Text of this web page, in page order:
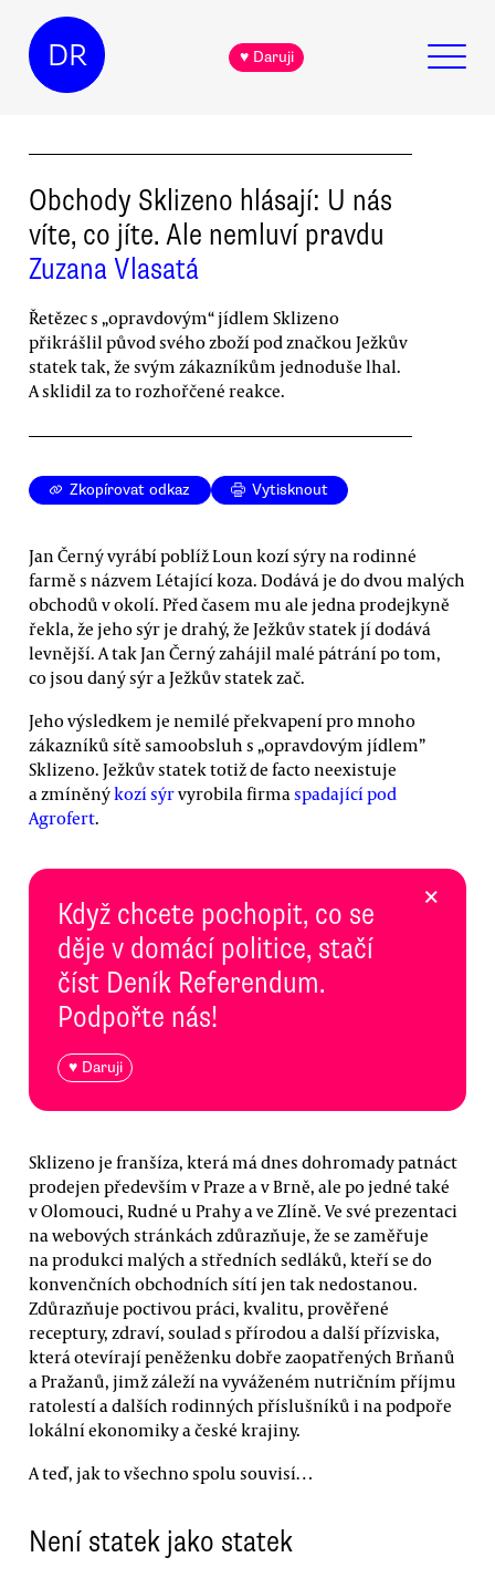
DR ♥ Daruji
Obchody Sklizeno hlásají: U nás
víte, co jíte. Ale nemluví pravdu
Zuzana Vlasatá
Řetězec s „opravdovým“ jídlem Sklizeno
přikrášlil původ svého zboží pod značkou Ježkův
statek tak, že svým zákazníkům jednoduše lhal.
A sklidil za to rozhořčené reakce.
Zkopírovat odkaz Vytisknout
Jan Černý vyrábí poblíž Loun kozí sýry na rodinné
farmě s názvem Létající koza. Dodává je do dvou malých
obchodů v okolí. Před časem mu ale jedna prodejkyně
řekla, že jeho sýr je drahý, že Ježkův statek jí dodává
levnější. A tak Jan Černý zahájil malé pátrání po tom,
co jsou daný sýr a Ježkův statek zač.
Jeho výsledkem je nemilé překvapení pro mnoho
zákazníků sítě samoobsluh s „opravdovým jídlem”
Sklizeno. Ježkův statek totiž de facto neexistuje
a zmíněnýkozí sýrvyrobila firma spadající pod
Agrofert.
Když chcete pochopit, co se
děje v domácí politice, stačí
číst Deník Referendum.
Podpořte nás!
♥ Daruji
×
Sklizeno je franšíza, která má dnes dohromady patnáct
prodejen především v Praze a v Brně, ale po jedné také
v Olomouci, Rudné u Prahy a ve Zlíně. Ve své prezentaci
na webových stránkách zdůrazňuje, že se zaměřuje
na produkci malých a středních sedláků, kteří se do
konvenčních obchodních sítí jen tak nedostanou.
Zdůrazňuje poctivou práci, kvalitu, prověřené
receptury, zdraví, soulad s přírodou a další přízviska,
která otevírají peněženku dobře zaopatřených Brňanů
a Pražanů, jimž záleží na vyváženém nutričním příjmu
ratolestí a dalších rodinných příslušníků i na podpoře
lokální ekonomiky a české krajiny.
A teď, jak to všechno spolu souvisí…
Není statek jako statek